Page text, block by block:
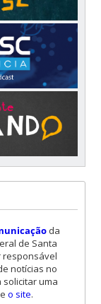
da
de Santa
responsável
notícias no
solicitar uma
o site.